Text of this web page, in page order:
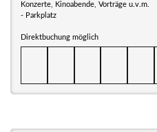
Konzerte, Kinoabende, Vorträge u.v.m.
- Parkplatz
Direktbuchung möglich